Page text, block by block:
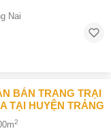
Nai
TẠI HUYỆN TRẢNG
2